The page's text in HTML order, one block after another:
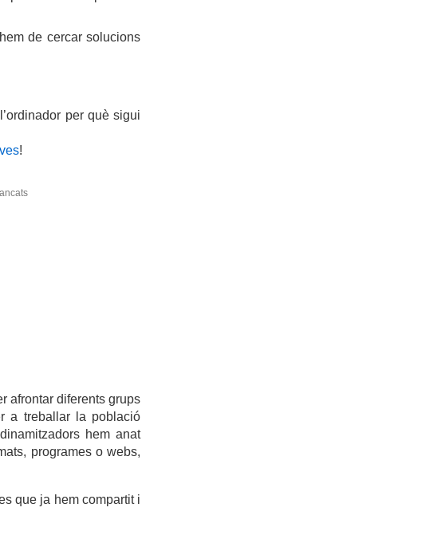
de cercar solucions
per què sigui
!
a
afrontar diferents grups
a treballar la població
hem anat
programes o webs,
que ja hem compartit i